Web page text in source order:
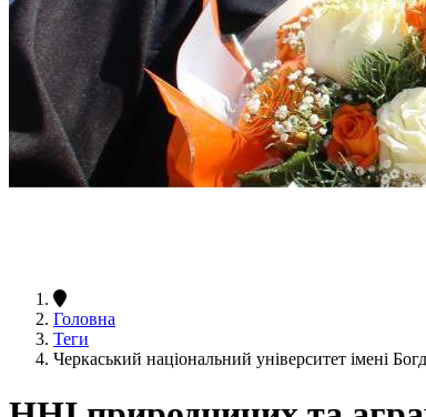
Головна
Теги
Черкаський національний університет імені